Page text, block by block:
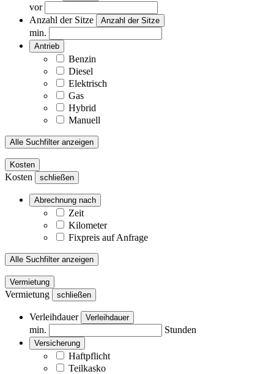
vor
Anzahl der Sitze
Anzahl der Sitze
min.
Antrieb
Benzin
Diesel
Elektrisch
Gas
Hybrid
Manuell
Alle Suchfilter anzeigen
Kosten
Kosten schließen
Abrechnung nach
Zeit
Kilometer
Fixpreis auf Anfrage
Alle Suchfilter anzeigen
Vermietung
Vermietung schließen
Verleihdauer Verleihdauer
min. Stunden
Versicherung
Haftpflicht
Teilkasko